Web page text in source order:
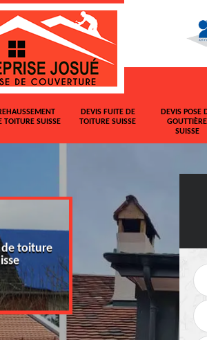
TOITURE SUISSE
DEVIS FUITE DE
TOITURE SUISSE
DEVIS POSE
GOUTTIÈRE
SUISSE
de toiture
Devis changement de
tuile Suisse